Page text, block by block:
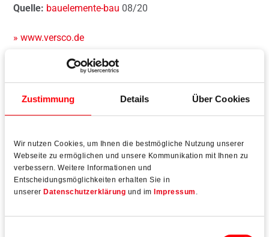
Zustimmung Details Über Cookies
Wir nutzen Cookies, um Ihnen die bestmögliche Nutzung unserer
Webseite zu ermöglichen und unsere Kommunikation mit Ihnen zu
verbessern. Weitere Informationen und
Entscheidungsmöglichkeiten erhalten Sie in
unserer Datenschutzerklärung und im Impressum
Quelle: bauelemente-bau 08/20
» www.versco.de
Download Praxisbericht
Versco Versbach Metallbau
Haustüren mit verdeckt liegendem Türband
Roto Solid C